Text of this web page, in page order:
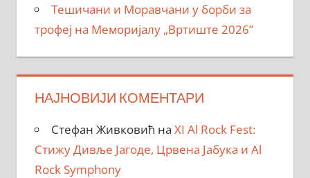
Тешичани и Моравчани у борби за
трофеј на Меморијалу „Вртиште 2026”
НАЈНОВИЈИ КОМЕНТАРИ
Стефан Живковић на XI Al Rock Fest:
Стижу Дивље Јагоде, Црвена Јабука и Al
Rock Symphony